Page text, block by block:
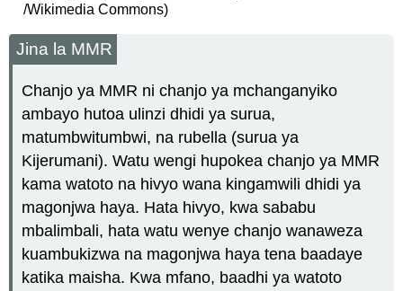
/Wikimedia Commons)
Jina la MMR
Chanjo ya MMR ni chanjo ya mchanganyiko
ambayo hutoa ulinzi dhidi ya surua,
matumbwitumbwi, na rubella (surua ya
Kijerumani). Watu wengi hupokea chanjo ya MMR
kama watoto na hivyo wana kingamwili dhidi ya
magonjwa haya. Hata hivyo, kwa sababu
mbalimbali, hata watu wenye chanjo wanaweza
kuambukizwa na magonjwa haya tena baadaye
katika maisha. Kwa mfano, baadhi ya watoto